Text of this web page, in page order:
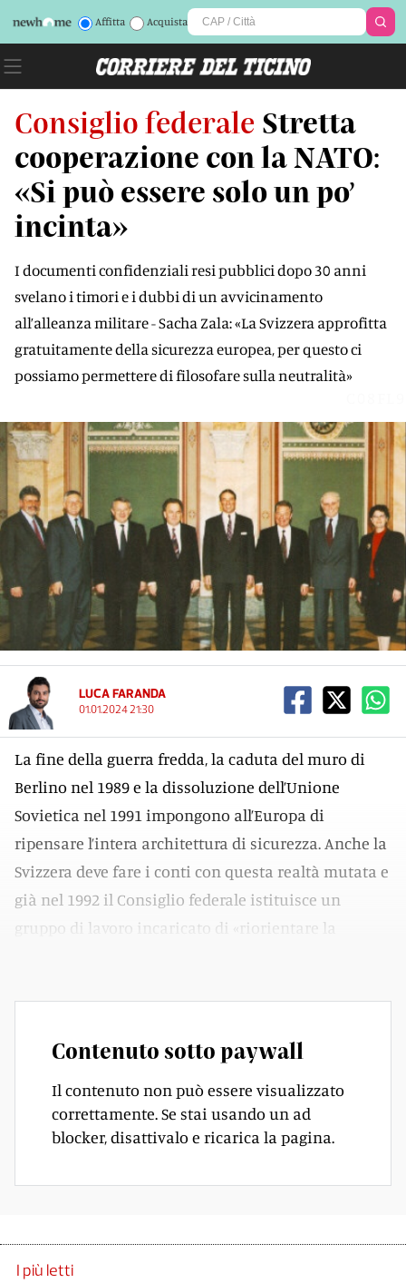
Affitta Acquista
Consiglio federale Stretta
cooperazione con la NATO:
«Si può essere solo un po’
incinta»
I documenti confidenziali resi pubblici dopo 30 anni
svelano i timori e i dubbi di un avvicinamento
all’alleanza militare - Sacha Zala: «La Svizzera approfitta
gratuitamente della sicurezza europea, per questo ci
possiamo permettere di filosofare sulla neutralità»
LUCA FARANDA
01.01.2024 21:30
La fine della guerra fredda, la caduta del muro di
Berlino nel 1989 e la dissoluzione dell’Unione
Sovietica nel 1991 impongono all’Europa di
ripensare l’intera architettura di sicurezza. Anche la
Svizzera deve fare i conti con questa realtà mutata e
già nel 1992 il Consiglio federale istituisce un
gruppo di lavoro incaricato di «riorientare la
Contenuto sotto paywall
Il contenuto non può essere visualizzato
correttamente. Se stai usando un ad
blocker, disattivalo e ricarica la pagina.
I più letti